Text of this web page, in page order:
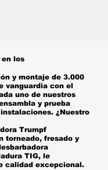
y montaje de 3.000
vanguardia con el
uno de nuestros
y prueba
¿Nuestro
Trumpf
torneado, fresado y
TIG, le
calidad excepcional.
en los